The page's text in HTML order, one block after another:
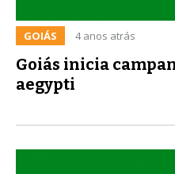
GOIÁS 4 anos atrás
Goiás inicia
aegypti